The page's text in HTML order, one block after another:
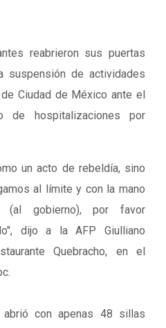
reabrieron sus puertas
suspensión de actividades
Ciudad de México ante el
de hospitalizaciones por
un acto de rebeldía, sino
al límite y con la mano
(al gobierno), por favor
dijo a la AFP Giulliano
Quebracho, en el
con apenas 48 sillas